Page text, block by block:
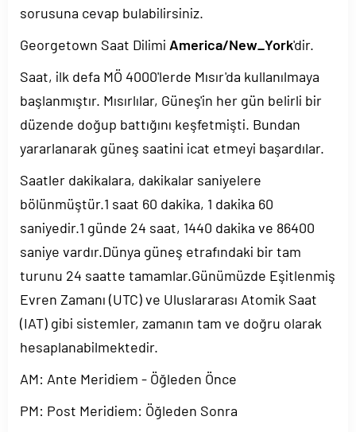
sorusuna cevap bulabilirsiniz.
Georgetown Saat Dilimi America/New_York'dir.
Saat, ilk defa MÖ 4000'lerde Mısır'da kullanılmaya
başlanmıştır. Mısırlılar, Güneş'in her gün belirli bir
düzende doğup battığını keşfetmişti. Bundan
yararlanarak güneş saatini icat etmeyi başardılar.
Saatler dakikalara, dakikalar saniyelere
bölünmüştür.1 saat 60 dakika, 1 dakika 60
saniyedir.1 günde 24 saat, 1440 dakika ve 86400
saniye vardır.Dünya güneş etrafındaki bir tam
turunu 24 saatte tamamlar.Günümüzde Eşitlenmiş
Evren Zamanı (UTC) ve Uluslararası Atomik Saat
(IAT) gibi sistemler, zamanın tam ve doğru olarak
hesaplanabilmektedir.
AM: Ante Meridiem - Öğleden Önce
PM: Post Meridiem: Öğleden Sonra